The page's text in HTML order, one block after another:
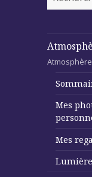
Mes
Mes